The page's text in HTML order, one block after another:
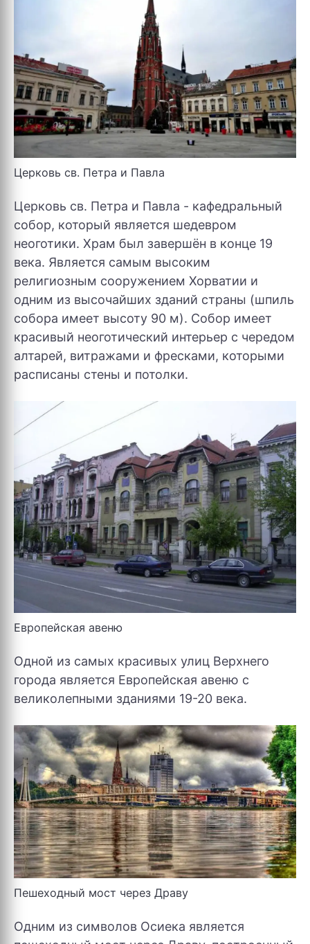
Церковь св. Петра и Павла
Церковь св. Петра и Павла - кафедральный
собор, который является шедевром
неоготики. Храм был завершён в конце 19
века. Является самым высоким
религиозным сооружением Хорватии и
одним из высочайших зданий страны (шпиль
собора имеет высоту 90 м). Собор имеет
красивый неоготический интерьер с чередом
алтарей, витражами и фресками, которыми
расписаны стены и потолки.
Европейская авеню
Одной из самых красивых улиц Верхнего
города является Европейская авеню с
великолепными зданиями 19-20 века.
Пешеходный мост через Драву
Одним из символов Осиека является